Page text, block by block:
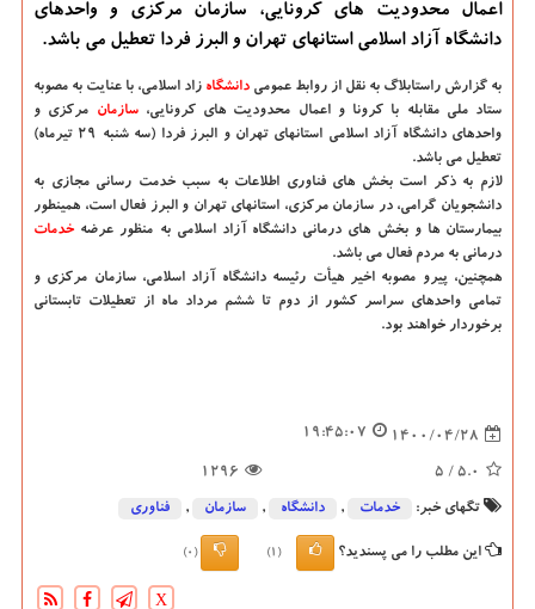
اعمال محدودیت های کرونایی، سازمان مرکزی و واحدهای
دانشگاه آزاد اسلامی استانهای تهران و البرز فردا تعطیل می باشد.
به گزارش راستابلاگ به نقل از روابط عمومی دانشگاه‌ زاد اسلامی، با عنایت به مصوبه
ستاد ملی مقابله با کرونا و اعمال محدودیت های کرونایی،سازمان مرکزی و
واحدهای دانشگاه آزاد اسلامی استانهای تهران و البرز فردا (سه شنبه ۲۹ تیرماه)
تعطیل می باشد.
لازم به ذکر است بخش های فناوری اطلاعات به سبب خدمت رسانی مجازی به
دانشجویان گرامی، در سازمان مرکزی، استانهای تهران و البرز فعال است، همینطور
بیمارستان ها و بخش های درمانی دانشگاه آزاد اسلامی به منظور عرضه خدمات
درمانی به مردم فعال می باشد.
همچنین، پیرو مصوبه اخیر هیأت رئیسه دانشگاه آزاد اسلامی، سازمان مرکزی و
تمامی واحدهای سراسر کشور از دوم تا ششم مرداد ماه از تعطیلات تابستانی
برخوردار خواهند بود.
1400/04/28
19:45:07
5.0
/ 5
1296
تگهای خبر: خدمات , دانشگاه‌ , سازمان , فناوری
این مطلب را می پسندید؟ (1)
(0)
X